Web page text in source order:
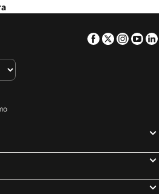
Hotel Adriatik Ksamil
Regina Palm Resort
Facebook
Twitter